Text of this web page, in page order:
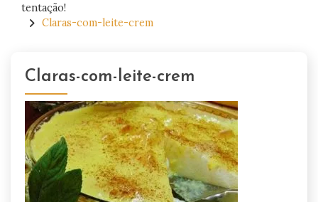
tentação!
Claras-com-leite-crem
Claras-com-leite-crem